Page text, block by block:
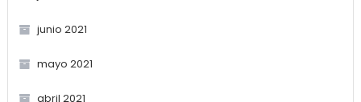
junio 2021
mayo 2021
abril 2021